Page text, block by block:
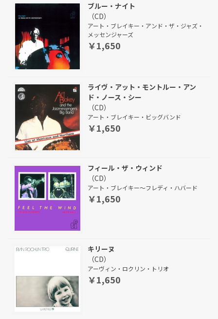
ブルー・ナイト
（CD）
アート・ブレイキー・アンド・ザ・ジャズ・
メッセンジャーズ
￥1,650
ライヴ・アット・モントルー・アン
ド・ノース・シー
（CD）
アート・ブレイキー・ビッグバンド
￥1,650
フィール・ザ・ウィンド
（CD）
アート・ブレイキー～フレディ・ハバード
￥1,650
キリーヌ
（CD）
アーヴィン・ロクリン・トリオ
￥1,650